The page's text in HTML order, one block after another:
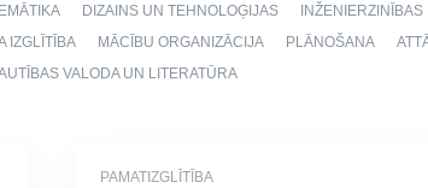
DIZAINS UN TEHNOLOĢIJAS INŽENIERZINĪBAS
IZGLĪTĪBA MĀCĪBU ORGANIZĀCIJA PLĀNOŠANA
VALODA UN LITERATŪRA
PAMATIZGLĪTĪBA